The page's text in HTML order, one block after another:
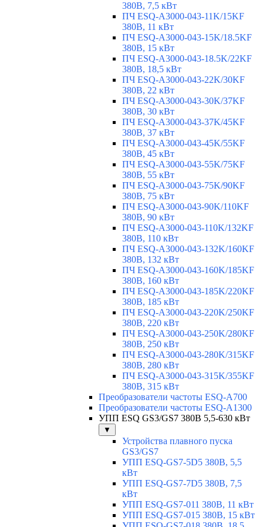
380В, 7,5 кВт
ПЧ ESQ-A3000-043-11K/15KF
380В, 11 кВт
ПЧ ESQ-A3000-043-15K/18.5KF
380В, 15 кВт
ПЧ ESQ-A3000-043-18.5K/22KF
380В, 18,5 кВт
ПЧ ESQ-A3000-043-22K/30KF
380В, 22 кВт
ПЧ ESQ-A3000-043-30K/37KF
380В, 30 кВт
ПЧ ESQ-A3000-043-37K/45KF
380В, 37 кВт
ПЧ ESQ-A3000-043-45K/55KF
380В, 45 кВт
ПЧ ESQ-A3000-043-55K/75KF
380В, 55 кВт
ПЧ ESQ-A3000-043-75K/90KF
380В, 75 кВт
ПЧ ESQ-A3000-043-90K/110KF
380В, 90 кВт
ПЧ ESQ-A3000-043-110K/132KF
380В, 110 кВт
ПЧ ESQ-A3000-043-132K/160KF
380В, 132 кВт
ПЧ ESQ-A3000-043-160K/185KF
380В, 160 кВт
ПЧ ESQ-A3000-043-185K/220KF
380В, 185 кВт
ПЧ ESQ-A3000-043-220K/250KF
380В, 220 кВт
ПЧ ESQ-A3000-043-250K/280KF
380В, 250 кВт
ПЧ ESQ-A3000-043-280K/315KF
380В, 280 кВт
ПЧ ESQ-A3000-043-315K/355KF
380В, 315 кВт
Преобразователи частоты ESQ-A700
Преобразователи частоты ESQ-A1300
УПП ESQ GS3/GS7 380В 5,5-630 кВт
▼
Устройства плавного пуска
GS3/GS7
УПП ESQ-GS7-5D5 380В, 5,5
кВт
УПП ESQ-GS7-7D5 380В, 7,5
кВт
УПП ESQ-GS7-011 380В, 11 кВт
УПП ESQ-GS7-015 380В, 15 кВт